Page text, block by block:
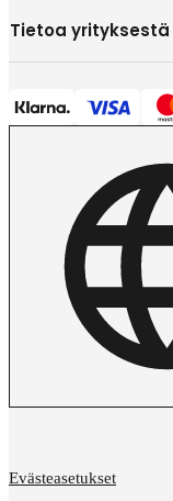
Tietoa yrityksestä
Evästeasetukset